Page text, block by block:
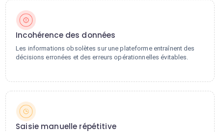
Incohérence des données
Les informations obsolètes sur une plateforme entraînent des
décisions erronées et des erreurs opérationnelles évitables.
Saisie manuelle répétitive